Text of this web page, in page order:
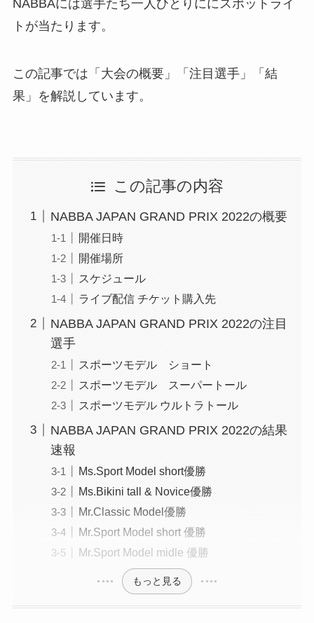
NABBAには選手たち一人ひとりににスポットライ
トが当たります。
この記事では「大会の概要」「注目選手」「結
果」を解説しています。
この記事の内容
NABBA JAPAN GRAND PRIX 2022の概要
開催日時
開催場所
スケジュール
ライブ配信 チケット購入先
NABBA JAPAN GRAND PRIX 2022の注目
選手
スポーツモデル ショート
スポーツモデル スーパートール
スポーツモデル ウルトラトール
NABBA JAPAN GRAND PRIX 2022の結果
速報
Ms.Sport Model short優勝
Ms.Bikini tall & Novice優勝
Mr.Classic Model優勝
Mr.Sport Model short 優勝
Mr.Sport Model midle 優勝
もっと見る